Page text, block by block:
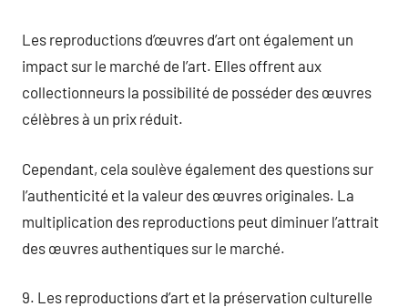
Les reproductions d’œuvres d’art ont également un
impact sur le marché de l’art. Elles offrent aux
collectionneurs la possibilité de posséder des œuvres
célèbres à un prix réduit.
Cependant, cela soulève également des questions sur
l’authenticité et la valeur des œuvres originales. La
multiplication des reproductions peut diminuer l’attrait
des œuvres authentiques sur le marché.
9. Les reproductions d’art et la préservation culturelle